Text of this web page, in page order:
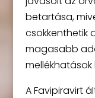
betartása,
csökkenthetik
magasabb
A Favipiravirt